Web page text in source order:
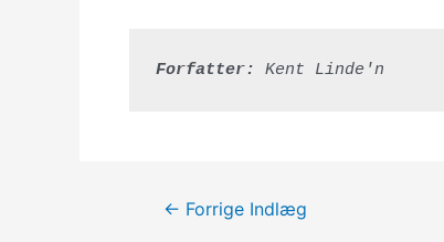
Forfatter: Kent Linde'n
Indlægsnavigation
← Forrige Indlæg